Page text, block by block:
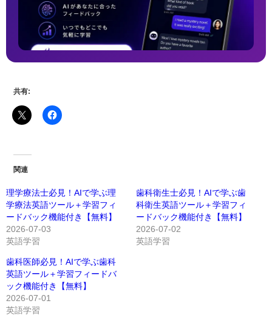
共有:
関連
理学療法士必見！AIで学ぶ理
学療法英語ツール＋学習フィ
ードバック機能付き【無料】
2026-07-03
英語学習
歯科衛生士必見！AIで学ぶ歯
科衛生英語ツール＋学習フィ
ードバック機能付き【無料】
2026-07-02
英語学習
歯科医師必見！AIで学ぶ歯科
英語ツール＋学習フィードバ
ック機能付き【無料】
2026-07-01
英語学習